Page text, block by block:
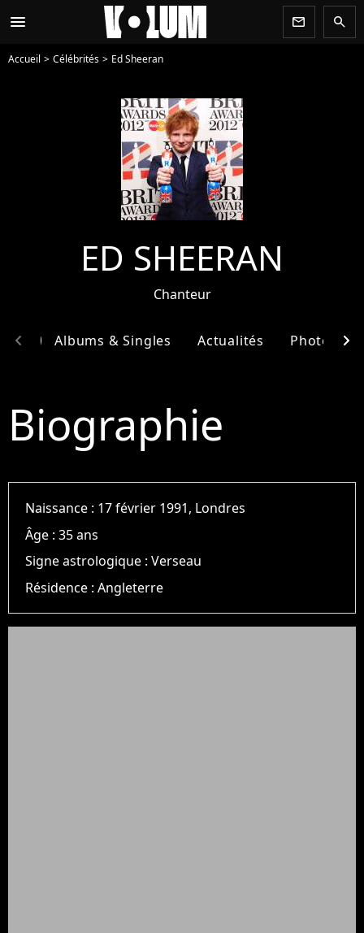
menu newsletter search
Accueil Célébrités Ed Sheeran
ED SHEERAN
Chanteur
Albums & Singles Actualités Photos
chevron_left chevron_right
Biographie
Naissance : 17 février 1991, Londres
Âge :35 ans
Signe astrologique :Verseau
Résidence :Angleterre